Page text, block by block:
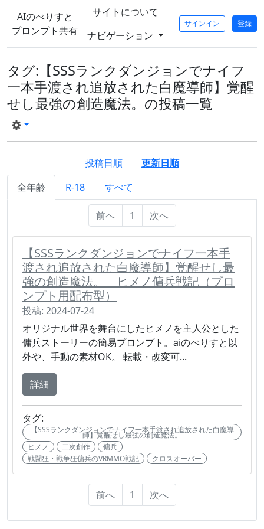
AIのべりすと
プロンプト共有
サイトについて
ナビゲーション
サインイン 登録
タグ:【SSSランクダンジョンでナイフ
一本手渡され追放された白魔導師】覚醒
せし最強の創造魔法。の投稿一覧
投稿日順
更新日順
全年齢
R-18 すべて
前へ 1 次へ
【SSSランクダンジョンでナイフ一本手
渡され追放された白魔導師】覚醒せし最
強の創造魔法。 ヒメノ傭兵戦記（プロ
ンプト用配布型）
投稿: 2024-07-24
オリジナル世界を舞台にしたヒメノを主人公とした
傭兵ストーリーの簡易プロンプト。aiのべりすと以
外や、手動の素材OK。 転載・改変可...
詳細
タグ:
【SSSランクダンジョンでナイフ一本手渡され追放された白魔導
師】覚醒せし最強の創造魔法。
ヒメノ
二次創作
傭兵
戦闘狂・戦争狂傭兵のVRMMO戦記
クロスオーバー
前へ 1 次へ